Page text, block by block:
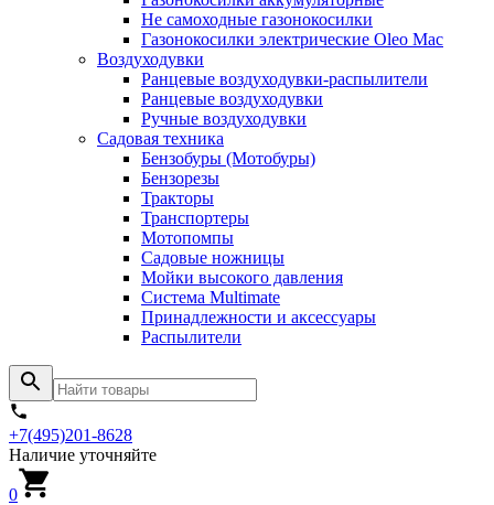
Не самоходные газонокосилки
Газонокосилки электрические Oleo Mac
Воздуходувки
Ранцевые воздуходувки-распылители
Ранцевые воздуходувки
Ручные воздуходувки
Садовая техника
Бензобуры (Мотобуры)
Бензорезы
Тракторы
Транспортеры
Мотопомпы
Садовые ножницы
Мойки высокого давления
Система Multimate
Принадлежности и аксессуары
Распылители
+7(495)201-8628
Наличие уточняйте
0